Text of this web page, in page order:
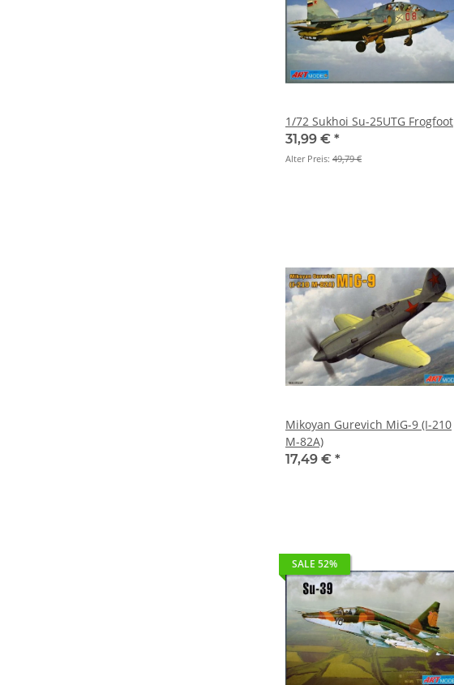
1/72 Sukhoi Su-25UTG Frogfoot
31,99 € *
Alter Preis: 49,79 €
Mikoyan Gurevich MiG-9 (I-210
M-82A)
17,49 € *
SALE 52%